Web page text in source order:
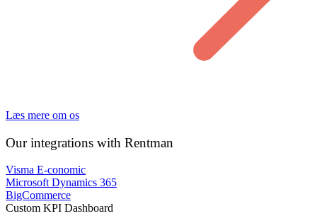
Læs mere om os
Ourintegrations with Rentman
Visma E-conomic
Microsoft Dynamics 365
BigCommerce
Custom KPI Dashboard